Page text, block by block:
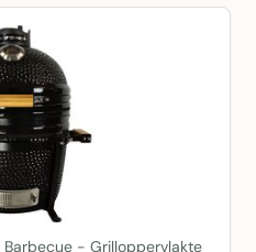
- Grilloppervlakte